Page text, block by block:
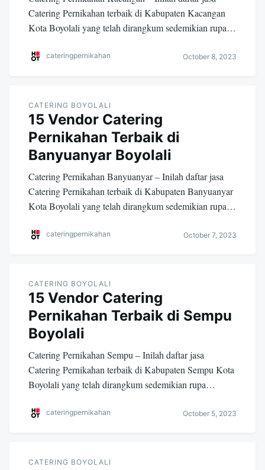
Catering Pernikahan terbaik di Kabupaten Kacangan
Kota Boyolali yang telah dirangkum sedemikian rupa…
cateringpernikahan October 8, 2023
CATERING BOYOLALI
15 Vendor Catering
Pernikahan Terbaik di
Banyuanyar Boyolali
Catering Pernikahan Banyuanyar – Inilah daftar jasa
Catering Pernikahan terbaik di Kabupaten Banyuanyar
Kota Boyolali yang telah dirangkum sedemikian rupa…
cateringpernikahan October 7, 2023
CATERING BOYOLALI
15 Vendor Catering
Pernikahan Terbaik di Sempu
Boyolali
Catering Pernikahan Sempu – Inilah daftar jasa
Catering Pernikahan terbaik di Kabupaten Sempu Kota
Boyolali yang telah dirangkum sedemikian rupa…
cateringpernikahan October 5, 2023
CATERING BOYOLALI